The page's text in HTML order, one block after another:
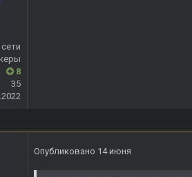
8
35
Опубликовано 14 июня